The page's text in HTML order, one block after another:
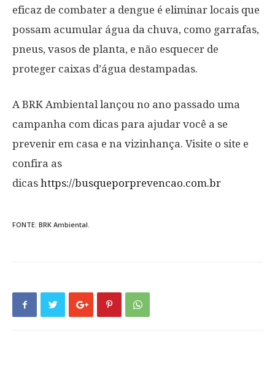
eficaz de combater a dengue é eliminar locais que
possam acumular água da chuva, como garrafas,
pneus, vasos de planta, e não esquecer de
proteger caixas d’água destampadas.
A BRK Ambiental lançou no ano passado uma
campanha com dicas para ajudar você a se
prevenir em casa e na vizinhança. Visite o site e
confira as
dicas https://busqueporprevencao.com.br
FONTE: BRK Ambiental.